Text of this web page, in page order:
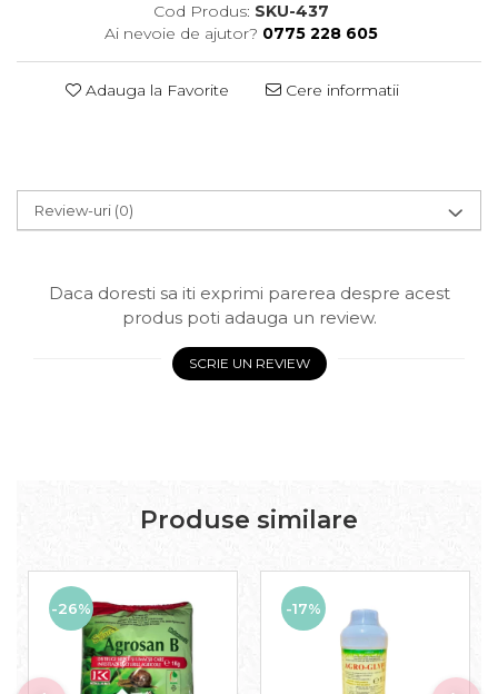
Cod Produs: SKU-437
Ai nevoie de ajutor? 0775 228 605
Adauga la Favorite Cere informatii
Review-uri (0)
Daca doresti sa iti exprimi parerea despre acest
produs poti adauga un review.
SCRIE UN REVIEW
Produse similare
-26% -17%